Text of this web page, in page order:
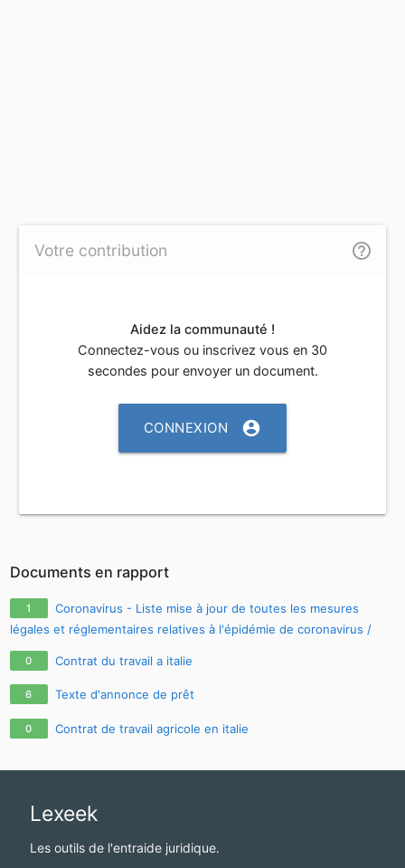
Votre contribution help_outline
Aidez la communauté !
Connectez-vous ou inscrivez vous en 30
secondes pour envoyer un document.
CONNEXION account_circle
Documents en rapport
1
Coronavirus - Liste mise à jour de toutes les mesures
légales et réglementaires relatives à l'épidémie de coronavirus /
covid-19 / sars-cov-2
0 Contrat du travail a italie
6 Texte d'annonce de prêt
0 Contrat de travail agricole en italie
Lexeek
Les outils de l'entraide juridique.